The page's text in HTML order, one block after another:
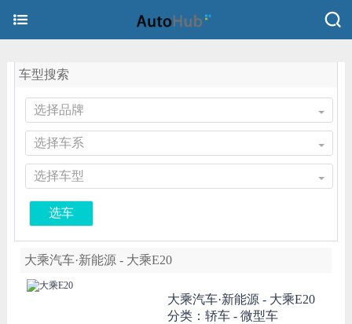
车型搜索
选择品牌
选择车系
选择车型
选车
大乘汽车·新能源 - 大乘E20
大乘汽车·新能源 - 大乘E20
分类：轿车 - 微型车